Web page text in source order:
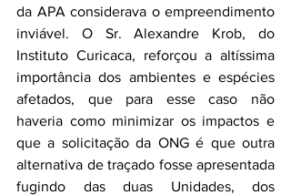
da APA considerava o empreendimento
inviável. O Sr. Alexandre Krob, do
Instituto Curicaca, reforçou a altíssima
importância dos ambientes e espécies
afetados, que para esse caso não
haveria como minimizar os impactos e
que a solicitação da ONG é que outra
alternativa de traçado fosse apresentada
fugindo das duas Unidades, dos